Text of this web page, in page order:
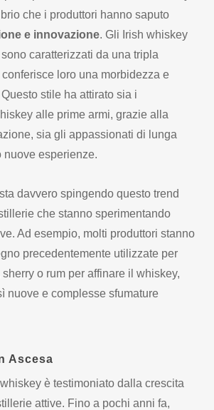
che i produttori hanno saputo
e innovazione. Gli Irish whiskey
caratterizzati da una tripla
loro una morbidezza e
stile ha attirato sia i
alle prime armi, grazie alla
sia gli appassionati di lunga
nuove esperienze.
davvero spingendo questo trend
che stanno sperimentando
Ad esempio, molti produttori stanno
precedentemente utilizzate per
o rum per affinare il whiskey,
nuove e complesse sfumature
Ascesa
whiskey è testimoniato dalla crescita
attive. Fino a pochi anni fa,